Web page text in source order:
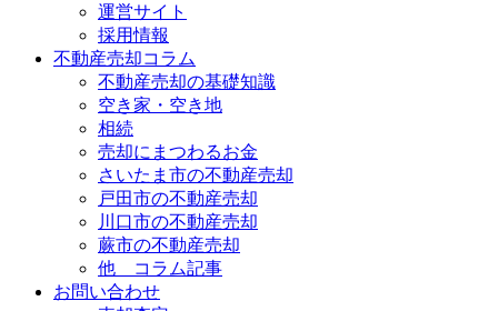
運営サイト
採用情報
不動産売却コラム
不動産売却の基礎知識
空き家・空き地
相続
売却にまつわるお金
さいたま市の不動産売却
戸田市の不動産売却
川口市の不動産売却
蕨市の不動産売却
他 コラム記事
お問い合わせ